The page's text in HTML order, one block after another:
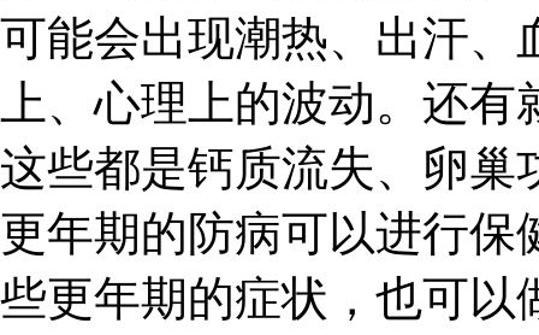
可能会出现潮热、出汗、
上、心理上的波动。还
这些都是钙质流失、卵巢
更年期的防病可以进行保
些更年期的症状，也可以